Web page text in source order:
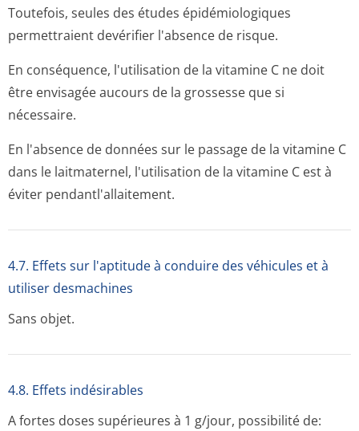
Toutefois, seules des études épidémiologiques
permettraient devérifier l'absence de risque.
En conséquence, l'utilisation de la vitamine C ne doit
être envisagée aucours de la grossesse que si
nécessaire.
En l'absence de données sur le passage de la vitamine C
dans le laitmaternel, l'utilisation de la vitamine C est à
éviter pendantl'alla­itement.
4.7. Effets sur l'aptitude à conduire des véhicules et à
utiliser desmachines
Sans objet.
4.8. Effets indésirables
A fortes doses supérieures à 1 g/jour, possibilité de: